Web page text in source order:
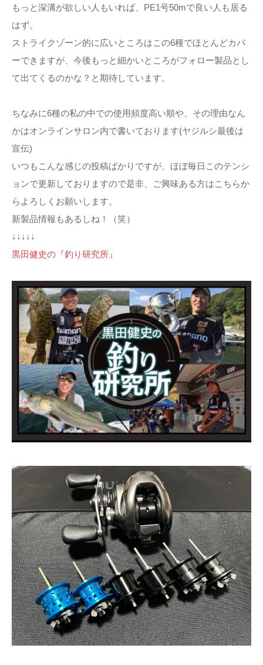
もっと深溝が欲しい人もいれば、PE1号50mで良い人も居る
はず。
ストライクゾーン的に広いところはこの6種でほとんどカバ
ーできますが、今後もっと細かいところがフォロー製品とし
て出てくるのかな？と期待しています。
ちなみに6種の私の中での使用頻度高い順や、その理由なん
かはオンラインサロン内で書いております(ヤジルシ最後は
宣伝)
いつもこんな感じの投稿ばかりですが、ほぼ毎日このテンシ
ョンで更新しておりますので是非、ご興味ある方はこちらか
らよろしくお願いします。
新製品情報もあるしね！（笑）
↓↓↓↓↓
黒田健史の『釣り研究所』